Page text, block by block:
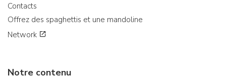
Contacts
Offrez des spaghettis et une mandoline
Network
Notre contenu